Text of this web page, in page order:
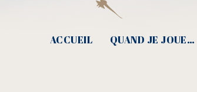
ACCUEIL QUAND JE JOUE…